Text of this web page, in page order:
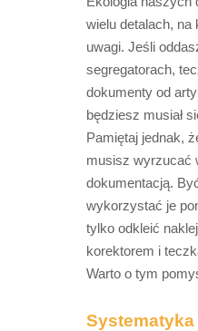
wielu detalach, na
uwagi. Jeśli
segregatorach,
dokumenty od
będziesz musiał
Pamiętaj jednak,
musisz wyrzucać
dokumentacją.
wykorzystać je
tylko odkleić
korektorem i
Warto o tym